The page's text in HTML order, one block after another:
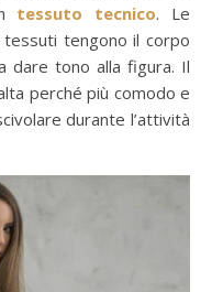
tessuto tecnico. Le
tengono il corpo
dare tono alla figura. Il
perché più comodo e
durante l’attività